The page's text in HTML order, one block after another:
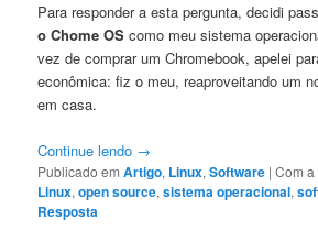
Para responder a esta pergunta, decidi
o Chome OScomo meu sistema
vez de comprar um Chromebook, apelei
econômica: fiz o meu, reaproveitando um
em casa.
Continue lendo →
Publicado em Artigo, Linux,Software |Com
Linux,open source,sistema operacional,
Resposta